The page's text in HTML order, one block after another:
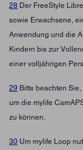
28 Der FreeStyle
sowie Erwachsene,
Anwendung und die
Kindern bis zur
einer volljährigen
29 Bitte beachten
um die mylife
zu können.
30 Um mylife Loop